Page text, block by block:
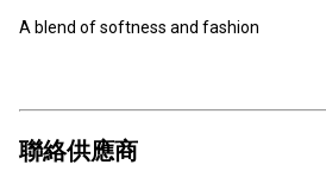
A blend of softness and fashion
聯絡供應商